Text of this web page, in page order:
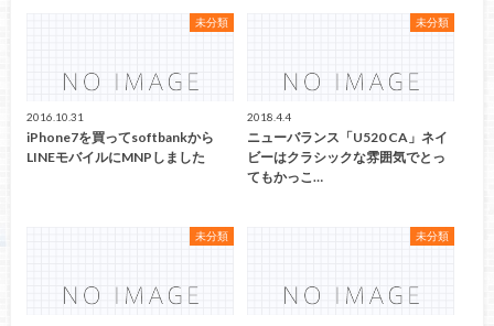
未分類
2016.10.31
iPhone7を買ってsoftbankから
LINEモバイルにMNPしました
未分類
2018.4.4
ニューバランス「U520 CA」ネイ
ビーはクラシックな雰囲気でとっ
てもかっこ…
未分類 未分類